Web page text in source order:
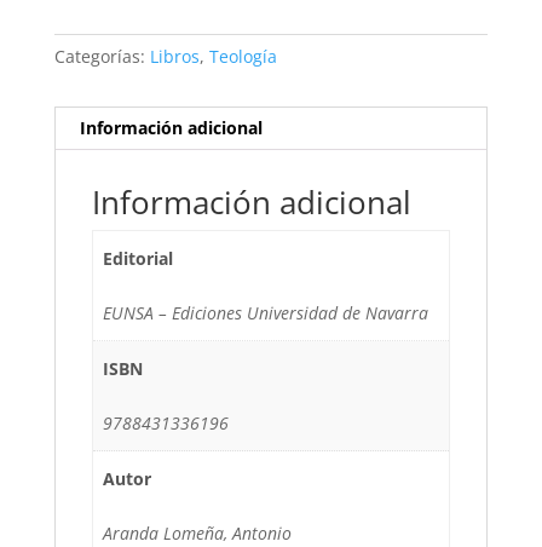
Categorías: Libros, Teología
Información adicional
Información adicional
Editorial
EUNSA – Ediciones Universidad de Navarra
ISBN
9788431336196
Autor
Aranda Lomeña, Antonio